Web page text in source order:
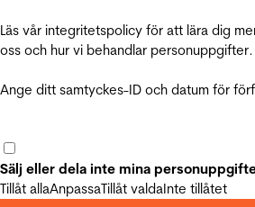
Läs vår integritetspolicy för att lära dig
oss och hur vi behandlar personuppgifter.
Ange ditt samtyckes-ID och datum för
Sälj eller dela inte mina
Tillåt allaAnpassaTillåt valdaInte tillåtet